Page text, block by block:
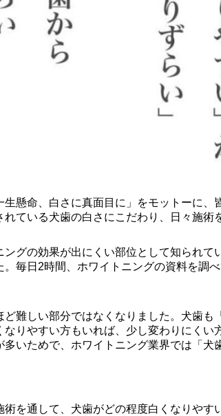
懸命、白さに真面目に」をモットーに、
ている犬歯の白さにこだわり、日々施術
グの効果が出にくい部位として知られて
毎日2時間、ホワイトニングの資料を調
難しい部分ではなくなりました。犬歯も
りやすい方もいれば、少し変わりにくい
いためで、ホワイトニング業界では「犬
を通して、犬歯がどの程度白くなりやす